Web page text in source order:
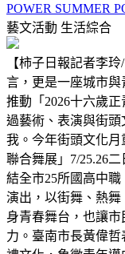
POWER SUMMER
藝文活動 生活綜合
【柿子日報記者李
言，更是一座城市
推動「2026十六歲
過藝術、表演與街
我。今年街頭文化月
聯合舞展」7/25.26
結全市25所國高中
演出，以街舞、熱
身青春舞台，也讓
力。臺南市長黃偉